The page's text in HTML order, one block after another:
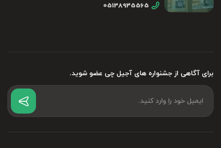
برای آگاهی از جشنواره های آجیل چی عضو شوید.
05138935565